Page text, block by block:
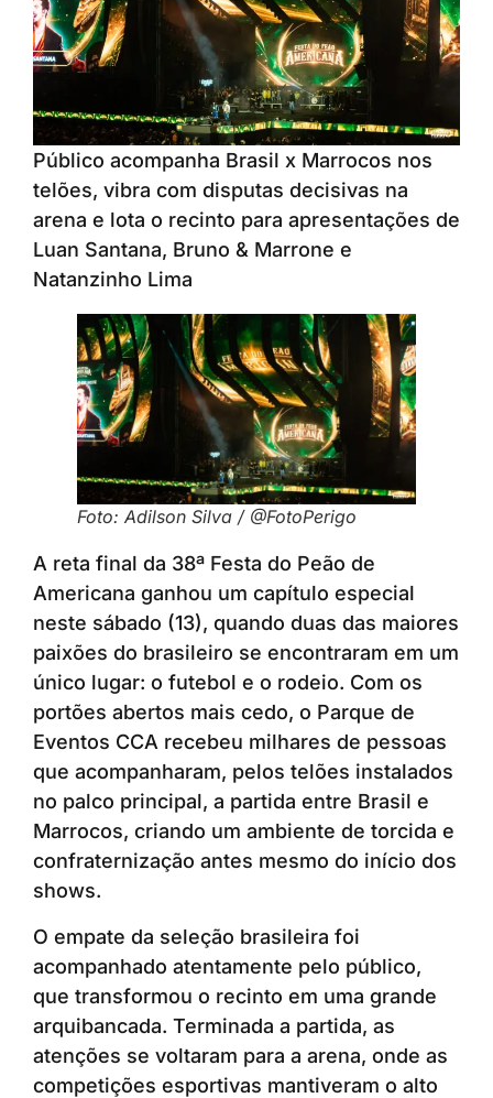
Público acompanha Brasil x Marrocos nos
telões, vibra com disputas decisivas na
arena e lota o recinto para apresentações de
Luan Santana, Bruno & Marrone e
Natanzinho Lima
Foto: Adilson Silva / @FotoPerigo
A reta final da 38ª Festa do Peão de
Americana ganhou um capítulo especial
neste sábado (13), quando duas das maiores
paixões do brasileiro se encontraram em um
único lugar: o futebol e o rodeio. Com os
portões abertos mais cedo, o Parque de
Eventos CCA recebeu milhares de pessoas
que acompanharam, pelos telões instalados
no palco principal, a partida entre Brasil e
Marrocos, criando um ambiente de torcida e
confraternização antes mesmo do início dos
shows.
O empate da seleção brasileira foi
acompanhado atentamente pelo público,
que transformou o recinto em uma grande
arquibancada. Terminada a partida, as
atenções se voltaram para a arena, onde as
competições esportivas mantiveram o alto